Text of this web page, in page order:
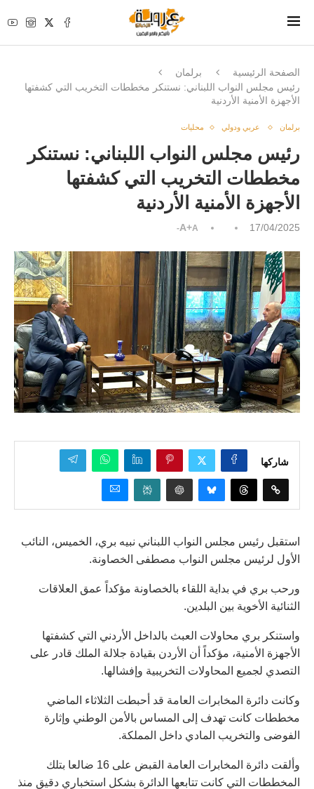
الصفحة الرئيسية
برلمان
رئيس مجلس النواب اللبناني: نستنكر مخططات التخريب التي كشفتها
الأجهزة الأمنية الأردنية
برلمان عربي ودولي محليات
رئيس مجلس النواب اللبناني: نستنكر
مخططات التخريب التي كشفتها
الأجهزة الأمنية الأردنية
17/04/2025
A+A-
شاركها
استقبل رئيس مجلس النواب اللبناني نبيه بري، الخميس، النائب
الأول لرئيس مجلس النواب مصطفى الخصاونة.
ورحب بري في بداية اللقاء بالخصاونة مؤكداً عمق العلاقات
الثنائية الأخوية بين البلدين.
واستنكر بري محاولات العبث بالداخل الأردني التي كشفتها
الأجهزة الأمنية، مؤكداً أن الأردن بقيادة جلالة الملك قادر على
التصدي لجميع المحاولات التخريبية وإفشالها.
وكانت دائرة المخابرات العامة قد أحبطت الثلاثاء الماضي
مخططات كانت تهدف إلى المساس بالأمن الوطني وإثارة
الفوضى والتخريب المادي داخل المملكة.
وألقت دائرة المخابرات العامة القبض على 16 ضالعا بتلك
المخططات التي كانت تتابعها الدائرة بشكل استخباري دقيق منذ